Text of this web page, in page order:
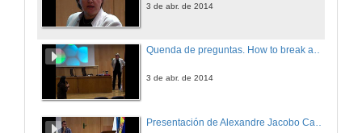
3 de abr. de 2014
Quenda de preguntas. How to break and make bonds/minerals: from mountain tops to the open ocean
3 de abr. de 2014